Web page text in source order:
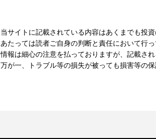
当サイトに記載されている内容はあくまでも投
あたっては読者ご自身の判断と責任において行
情報は細心の注意を払っておりますが、記載さ
万が一、トラブル等の損失が被っても損害等の